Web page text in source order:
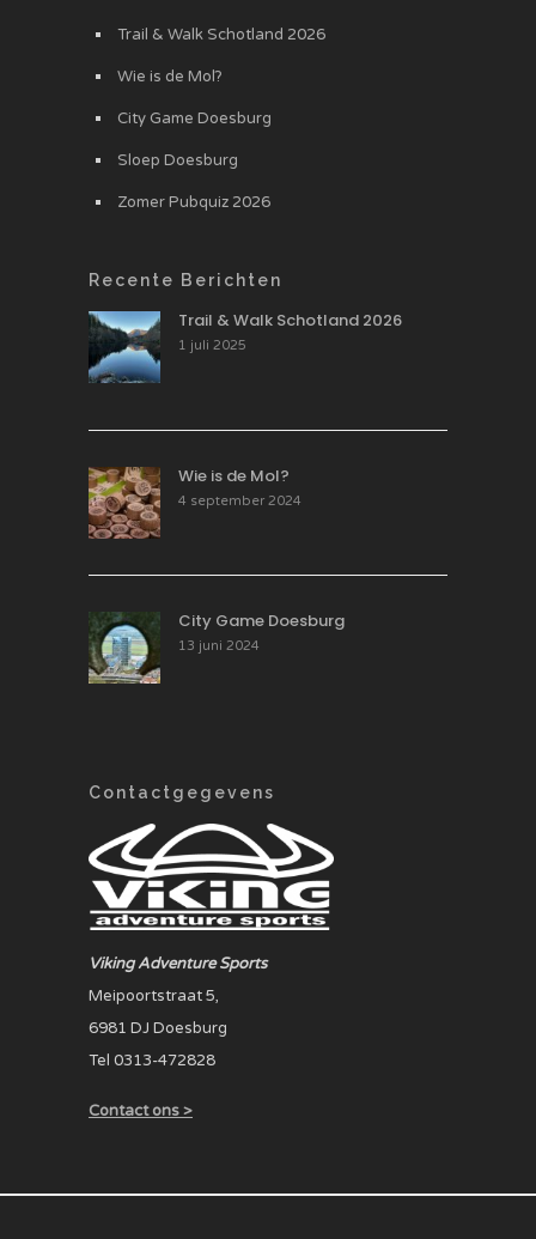
Trail & Walk Schotland 2026
Wie is de Mol?
City Game Doesburg
Sloep Doesburg
Zomer Pubquiz 2026
Recente Berichten
Trail & Walk Schotland 2026
1 juli 2025
Wie is de Mol?
4 september 2024
City Game Doesburg
13 juni 2024
Contactgegevens
Viking Adventure Sports
Meipoortstraat 5,
6981 DJ Doesburg
Tel 0313-472828
Contact ons >